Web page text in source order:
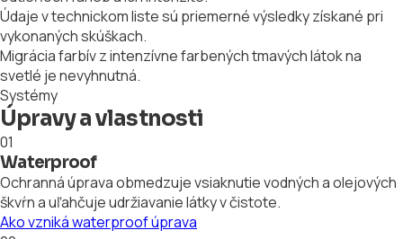
Údaje v technickom liste sú priemerné výsledky získané pri
vykonaných skúškach.
Migrácia farbív z intenzívne farbených tmavých látok na
svetlé je nevyhnutná.
Systémy
Úpravy a vlastnosti
01
Waterproof
Ochranná úprava obmedzuje vsiaknutie vodných a olejových
škvŕn a uľahčuje udržiavanie látky v čistote.
Ako vzniká waterproof úprava